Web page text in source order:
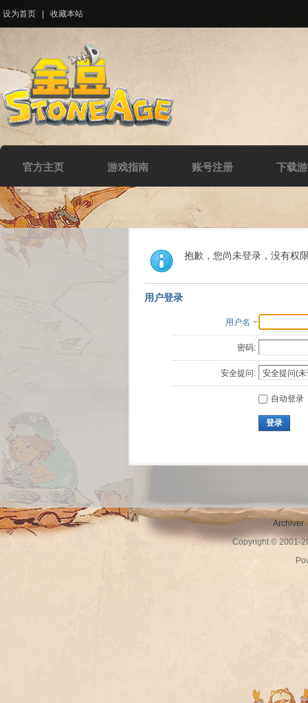
设为首页 收藏本站
官方主页 游戏指南 账号注册 下载
抱歉，您尚未登录，没有权
用户登录
用户名
密码:
安全提问:
自动登录
登录
Archiver
Copyright © 2001-